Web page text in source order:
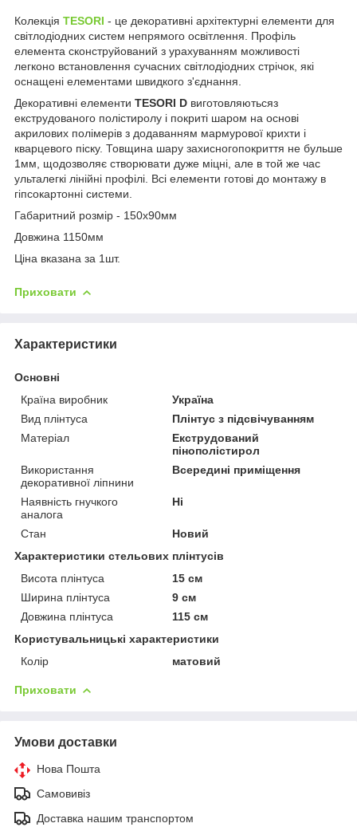
Колекція TESORI - це декоративні архітектурні елементи для
світлодіодних систем непрямого освітлення. Профіль
елемента сконструйований з урахуванням можливості
легконо встановлення сучасних світлодіодних стрічок, які
оснащені елементами швидкого з'єднання.
Декоративні елементи TESORI D виготовляютьсяз
екструдованого полістиролу і покриті шаром на основі
акрилових полімерів з додаванням мармурової крихти і
кварцевого піску. Товщина шару захисногопокриття не бульше
1мм, щодозволяє створювати дуже міцні, але в той же час
ульталегкі лінійні профілі. Всі елементи готові до монтажу в
гіпсокартонні системи.
Габаритний розмір - 150х90мм
Довжина 1150мм
Ціна вказана за 1шт.
Приховати
Характеристики
Основні
Країна виробник
Україна
Вид плінтуса
Плінтус з підсвічуванням
Матеріал
Екструдований
пінополістирол
Використання
декоративної ліпнини
Всередині приміщення
Наявність гнучкого
аналога
Ні
Стан
Новий
Характеристики стельових плінтусів
Висота плінтуса
15 см
Ширина плінтуса
9 см
Довжина плінтуса
115 см
Користувальницькі характеристики
Колір
матовий
Приховати
Умови доставки
Нова Пошта
Самовивіз
Доставка нашим транспортом